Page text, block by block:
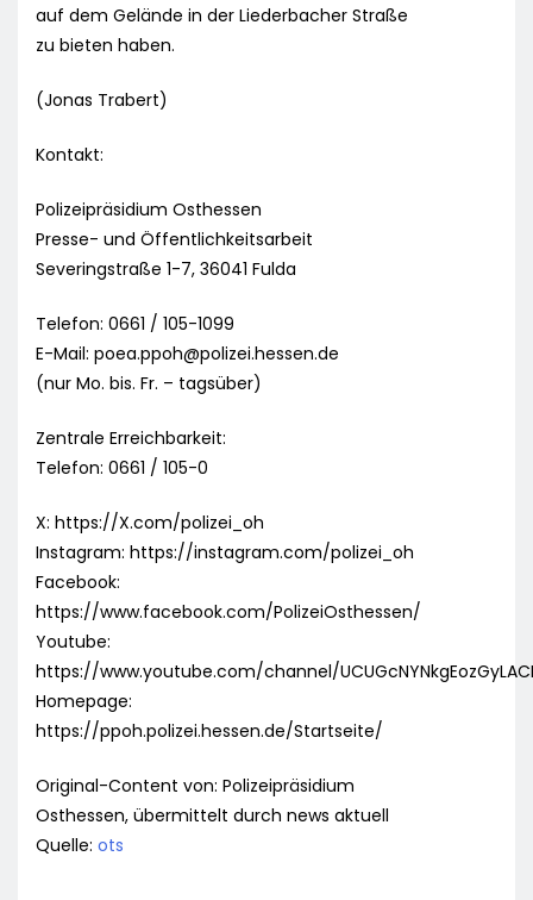
auf dem Gelände in der Liederbacher Straße
zu bieten haben.
(Jonas Trabert)
Kontakt:
Polizeipräsidium Osthessen
Presse- und Öffentlichkeitsarbeit
Severingstraße 1-7, 36041 Fulda
Telefon: 0661 / 105-1099
E-Mail: poea.ppoh@polizei.hessen.de
(nur Mo. bis. Fr. – tagsüber)
Zentrale Erreichbarkeit:
Telefon: 0661 / 105-0
X: https://X.com/polizei_oh
Instagram: https://instagram.com/polizei_oh
Facebook:
https://www.facebook.com/PolizeiOsthessen/
Youtube:
https://www.youtube.com/channel/
Homepage:
https://ppoh.polizei.hessen.de/Startseite/
Original-Content von: Polizeipräsidium
Osthessen, übermittelt durch news aktuell
Quelle: ots